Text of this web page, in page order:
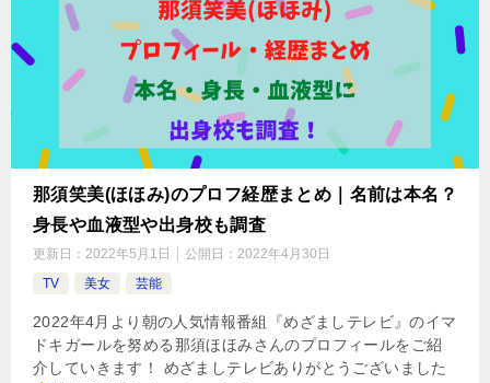
那須笑美(ほほみ)のプロフ経歴まとめ｜名前は本名？
身長や血液型や出身校も調査
更新日： 2022年5月1日 公開日： 2022年4月30日
TV
美女 芸能
2022年4月より朝の人気情報番組『めざましテレビ』のイマ
ドキガールを努める那須ほほみさんのプロフィールをご紹
介していきます！ めざましテレビありがとうございました